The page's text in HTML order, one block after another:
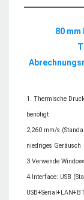
80
1. Thermische
benötigt
2,260 mm/s
niedriges Geräusch
3.Verwende
4.Interface: USB